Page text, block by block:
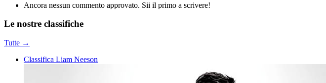
Ancora nessun commento approvato. Sii il primo a scrivere!
Le nostre classifiche
Tutte →
Classifica Liam Neeson